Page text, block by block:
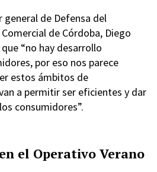
de Defensa del
de Córdoba, Diego
“no hay desarrollo
por eso nos parece
estos ámbitos de
a permitir ser eficientes y dar
consumidores”.
el Operativo Verano